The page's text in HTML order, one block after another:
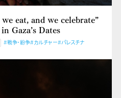
eat, and we celebrate”
Gaza’s Dates
#戦争・紛争#カルチャー#パレスチナ